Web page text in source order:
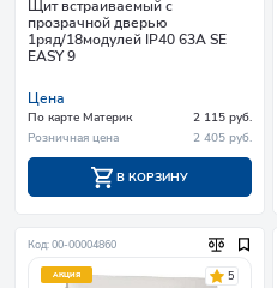
Щит встраиваемый с
прозрачной дверью
1ряд/18модулей IP40 63А SE
EASY 9
Цена
По карте Материк
2 115 руб.
Розничная цена
2 405 руб.
В КОРЗИНУ
Код: 00-00004860
АКЦИЯ 5